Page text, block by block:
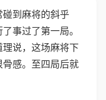
到麻将的斜乎
事过了第一局。
说，这场麻将下
感。至四局后就